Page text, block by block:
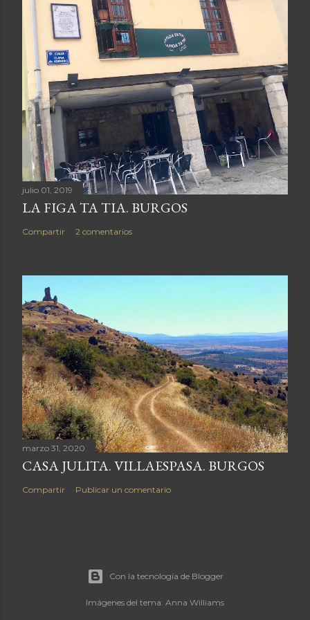
u
n
c
o
m
n
t
a
r
julio 01, 2019
LA FIGA TA TIA. BURGOS
Compartir 2 comentarios
marzo 31, 2020
CASA JULITA. VILLAESPASA. BURGOS
Compartir Publicar un comentario
Con la tecnología de Blogger
Imágenes del tema: Anna Williams